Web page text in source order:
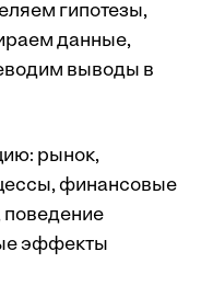
гипотезы,
данные,
выводы в
рынок,
финансовые
поведение
эффекты